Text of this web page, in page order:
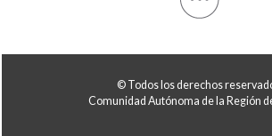
© Todos los derechos
Comunidad Autónoma de la Región